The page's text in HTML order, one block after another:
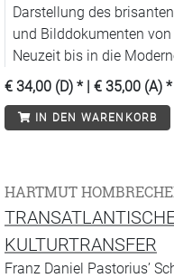
Darstellung des
und Bilddokumenten von
Neuzeit bis in die
€ 34,00 (D) * | € 35,00 (A) *
IN DEN WARENKORB
HARTMUT
KULTURTRANSFER
Franz Daniel Pastorius’